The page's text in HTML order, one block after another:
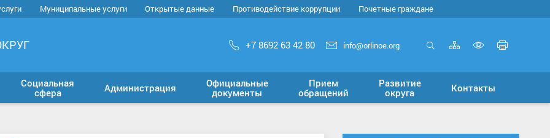
Муниципальные услуги Открытые данные Противодействие коррупции Почетные граждане
+7 8692 63 42 80 info@orlinoe.org Карта
сайта
версию
для
Социальная
сфера
Администрация
Официальные
документы
Прием
обращений
Развитие
округа
Контакты